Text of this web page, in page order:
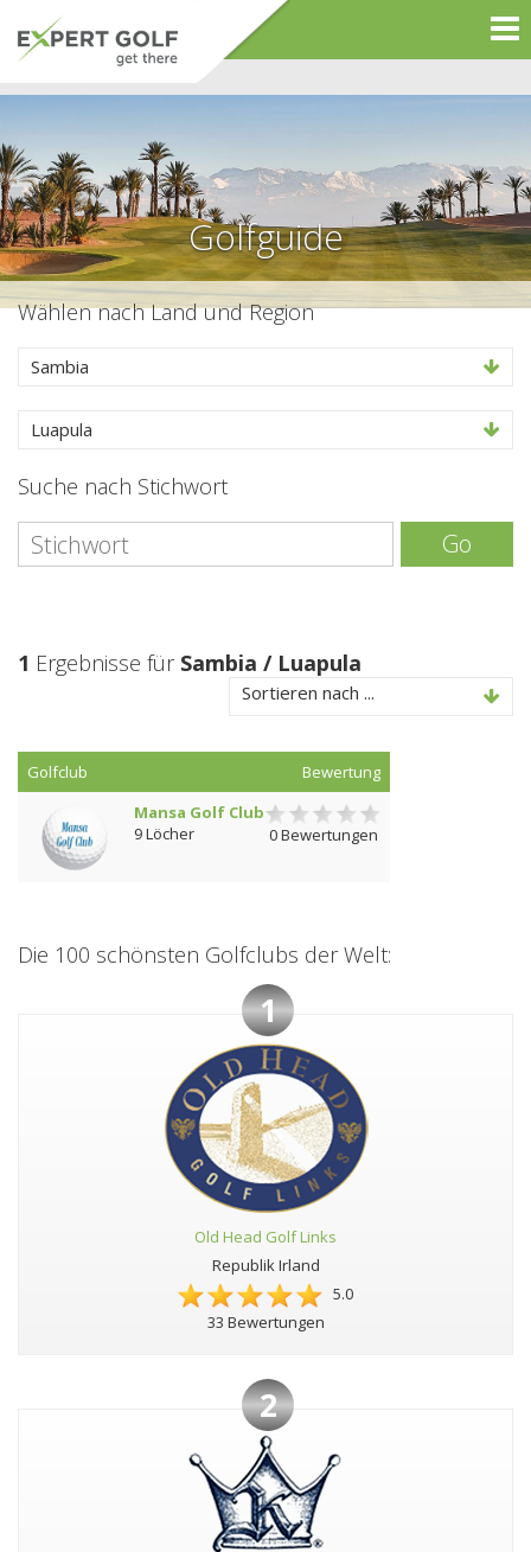
Golfguide
Wählen nach Land und Region
Sambia
Luapula
Suche nach Stichwort
Go
1 Ergebnisse für Sambia / Luapula
Sortieren nach ...
Golfclub
Bewertung
Mansa Golf Club
9 Löcher
0 Bewertungen
Die 100 schönsten Golfclubs der Welt:
1
Old Head Golf Links
Republik Irland
5.0
33 Bewertungen
2